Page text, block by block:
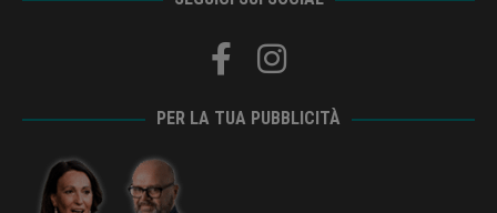
PER LA TUA PUBBLICITÀ